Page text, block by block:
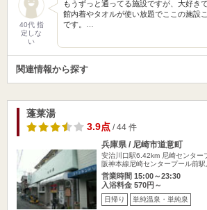
40代 指
定しな
い
もうずっと通ってる施設ですが、大好き
館内着やタオルが使い放題でここの施設
です。…
関連情報から探す
蓬莱湯
3.9点/ 44 件
兵庫県 / 尼崎市道意町
安治川口駅6.42km 尼崎センター
阪神本線尼崎センタープール前
営業時間 15:00～23:30
入浴料金 570円～
日帰り 単純温泉・単純泉